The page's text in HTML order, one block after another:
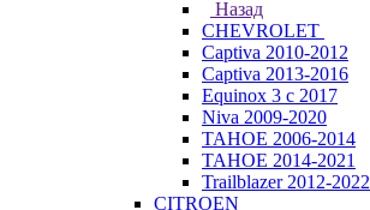
Назад
CHEVROLET
Captiva 2010-2012
Captiva 2013-2016
Equinox 3 с 2017
Niva 2009-2020
TAHOE 2006-2014
TAHOE 2014-2021
Trailblazer 2012-2022
CITROEN